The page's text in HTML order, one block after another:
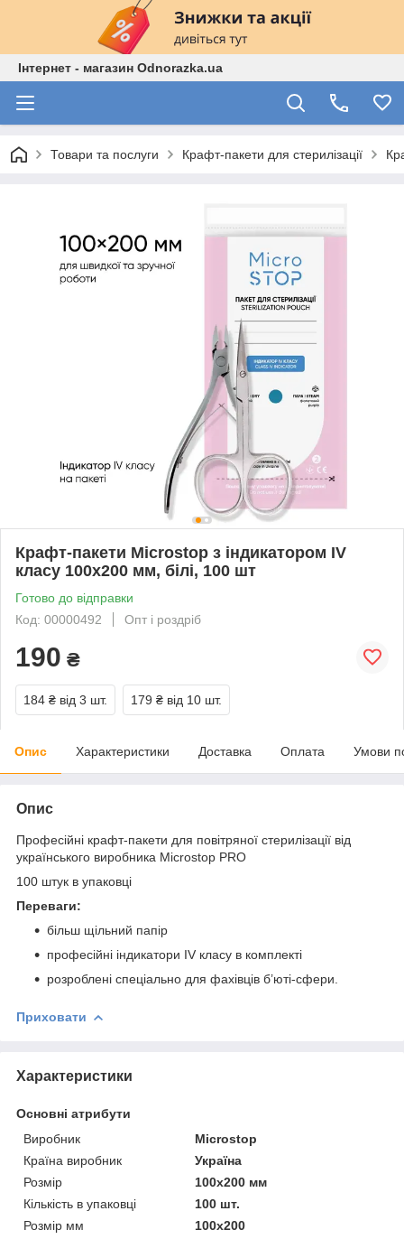
Інтернет - магазин Odnorazka.ua
Товари та послуги Крафт-пакети для стерилізації
Крафт-пакети Microstop з індикатором IV
класу 100х200 мм, білі, 100 шт
Готово до відправки
Код: 00000492
Опт і роздріб
190 ₴
184 ₴ від 3 шт. 179 ₴ від 10 шт.
Опис Характеристики Доставка Оплата Умови
Опис
Професійні крафт-пакети для повітряної стерилізації від
українського виробника Microstop PRO
100 штук в упаковці
Переваги:
більш щільний папір
професійні індикатори IV класу в комплекті
розроблені спеціально для фахівців б’юті-сфери.
Приховати
Характеристики
Основні атрибути
Виробник
Microstop
Країна виробник
Україна
Розмір
100х200 мм
Кількість в упаковці
100 шт.
Розмір мм
100х200